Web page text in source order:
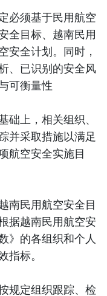
必须基于民用航空
全目标、越南民用
安全计划。同时，
、已识别的安全风
可衡量性
上，相关组织、
并采取措施以满足
航空安全实施目
南民用航空安全目
据越南民用航空安
》的各组织和个人
指标。
规定组织跟踪、检